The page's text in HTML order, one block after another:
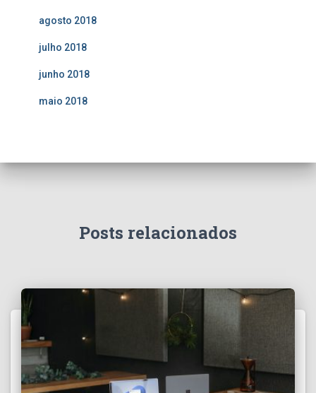
agosto 2018
julho 2018
junho 2018
maio 2018
Posts relacionados